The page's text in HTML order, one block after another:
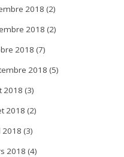
2018 (2)
2018 (2)
2018 (7)
2018 (5)
2018 (3)
2018 (2)
2018 (3)
2018 (4)